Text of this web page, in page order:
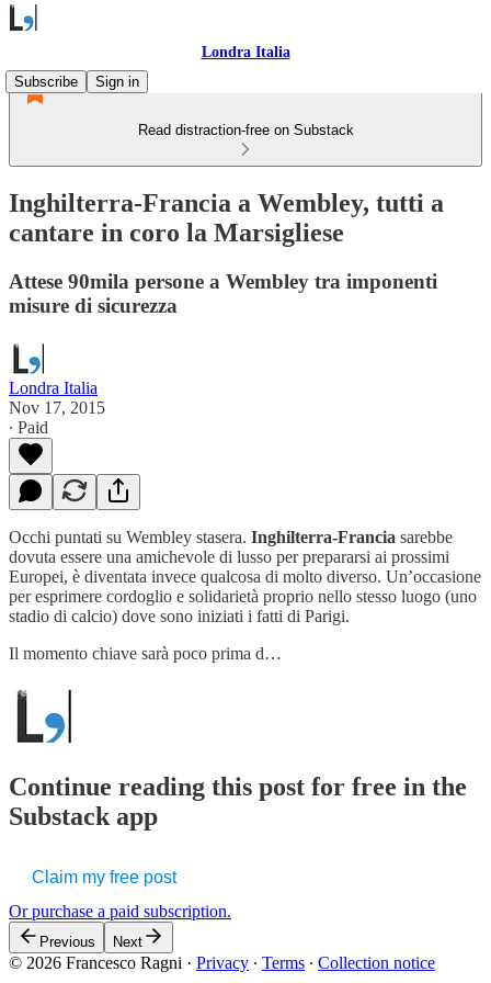
Londra Italia
Subscribe
Sign in
Read distraction-free on Substack
Inghilterra-Francia a Wembley, tutti a
cantare in coro la Marsigliese
Attese 90mila persone a Wembley tra imponenti
misure di sicurezza
Londra Italia
Nov 17, 2015
∙ Paid
Occhi puntati su Wembley stasera. Inghilterra-Francia sarebbe
dovuta essere una amichevole di lusso per prepararsi ai prossimi
Europei, è diventata invece qualcosa di molto diverso. Un’occasione
per esprimere cordoglio e solidarietà proprio nello stesso luogo (uno
stadio di calcio) dove sono iniziati i fatti di Parigi.
Il momento chiave sarà poco prima d…
Continue reading this post for free in the
Substack app
Claim my free post
Or purchase a paid subscription.
Previous Next
© 2026 Francesco Ragni · Privacy ∙ Terms ∙ Collection notice